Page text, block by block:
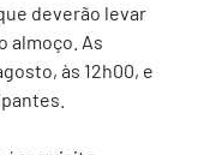
deverão levar
almoço. As
às 12h00, e